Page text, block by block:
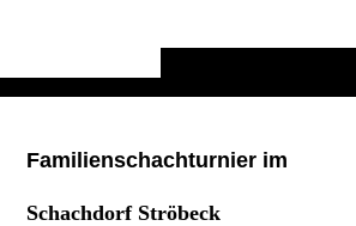
Familienschachturnier im
Schachdorf Ströbeck